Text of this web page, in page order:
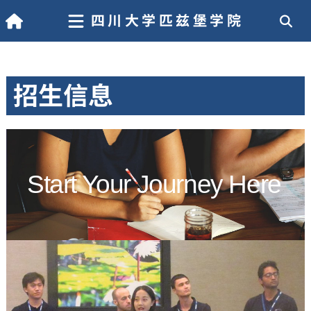
四川大学匹兹堡学院
招生信息
Start Your Journey Here